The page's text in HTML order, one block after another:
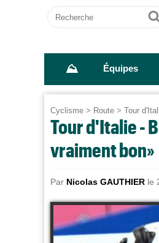
Recherche
⛰ Équipes
Cyclisme > Route > Tour
Tour d'Italie -
vraiment bon»
Par Nicolas GAUTHIER le